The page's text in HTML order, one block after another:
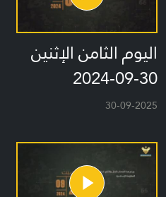
اليوم الثامن الإثنين
30-09-2024
30-09-2025